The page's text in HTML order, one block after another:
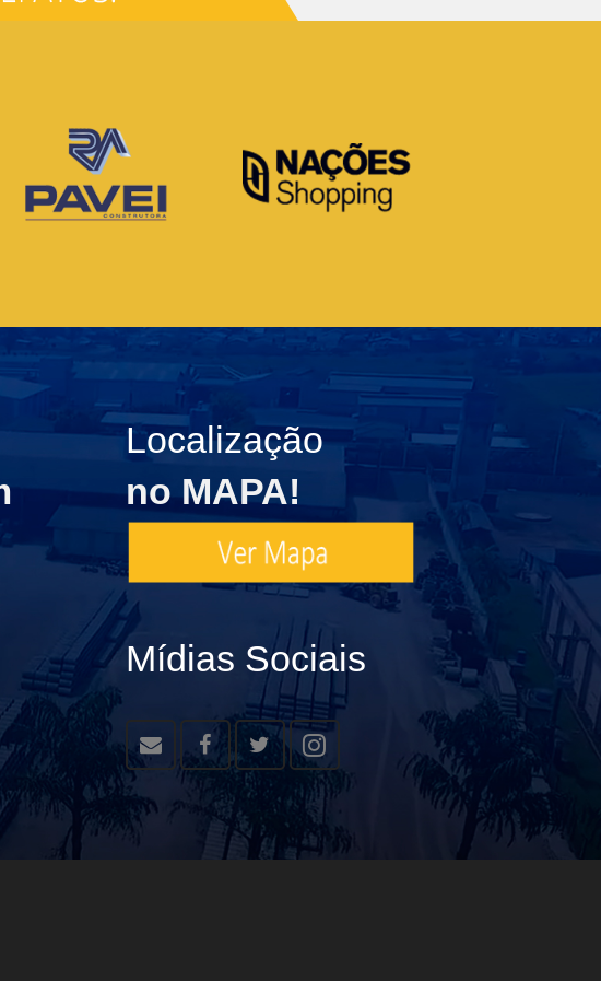
Localização
no MAPA!
Mídias Sociais